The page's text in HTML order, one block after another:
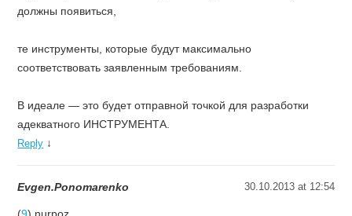
должны появиться,
те инструменты, которые будут максимально
соответствовать заявленным требованиям.
В идеале — это будет отправной точкой для разработки
адекватного ИНСТРУМЕНТА.
Reply ↓
Evgen.Ponomarenko 30.10.2013 at 12:54